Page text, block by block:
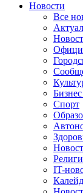
Новости
Все
Спорт
IT-